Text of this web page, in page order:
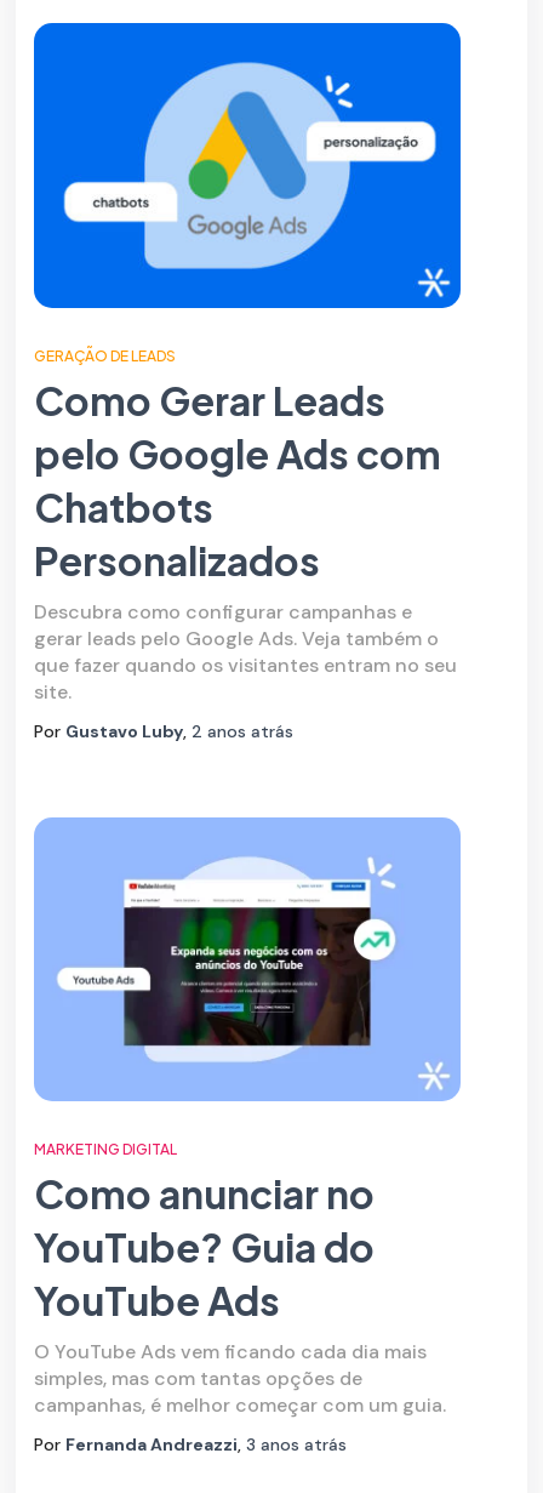
GERAÇÃO DE LEADS
Como Gerar Leads
pelo Google Ads com
Chatbots
Personalizados
Descubra como configurar campanhas e
gerar leads pelo Google Ads. Veja também o
que fazer quando os visitantes entram no seu
site.
Por Gustavo Luby, 2 anos atrás
MARKETING DIGITAL
Como anunciar no
YouTube? Guia do
YouTube Ads
O YouTube Ads vem ficando cada dia mais
simples, mas com tantas opções de
campanhas, é melhor começar com um guia.
Por Fernanda Andreazzi,3 anos atrás